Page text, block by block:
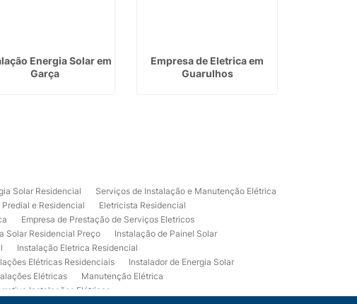
Energia Solar em
Garça
Empresa de Eletrica em
Guarulhos
Solar Residencial
Serviços de Instalação e Manutenção Elétrica
e Residencial
Eletricista Residencial
Empresa de Prestação de Serviços Eletricos
Solar Residencial Preço
Instalação de Painel Solar
Instalação Eletrica Residencial
Elétricas Residenciais
Instalador de Energia Solar
Elétricas
Manutenção Elétrica
Instalações Elétricas